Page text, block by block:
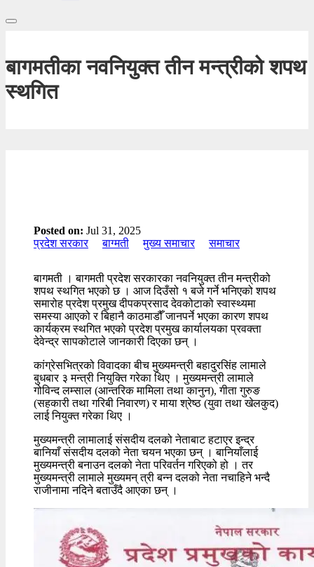
बागमतीका नवनियुक्त तीन मन्त्रीको शपथ
स्थगित
Posted on: Jul 31, 2025
प्रदेश सरकार
बाग्मती मुख्य समाचार समाचार
बागमती । बागमती प्रदेश सरकारका नवनियुक्त तीन मन्त्रीको
शपथ स्थगित भएको छ । आज दिउँसो १ बजे गर्ने भनिएको शपथ
समारोह प्रदेश प्रमुख दीपकप्रसाद देवकोटाको स्वास्थ्यमा
समस्या आएको र बिहानै काठमाडौँ जानपर्ने भएका कारण शपथ
कार्यक्रम स्थगित भएको प्रदेश प्रमुख कार्यालयका प्रवक्ता
देवेन्द्र सापकोटाले जानकारी दिएका छन् ।
कांग्रेसभित्रको विवादका बीच मुख्यमन्त्री बहादुरसिंह लामाले
बुधबार ३ मन्त्री नियुक्ति गरेका थिए । मुख्यमन्त्री लामाले
गोविन्द लम्साल (आन्तरिक मामिला तथा कानुन), गीता गुरुङ
(सहकारी तथा गरिबी निवारण) र माया श्रेष्ठ (युवा तथा खेलकुद)
लाई नियुक्त गरेका थिए ।
मुख्यमन्त्री लामालाई संसदीय दलको नेताबाट हटाएर इन्द्र
बानियाँ संसदीय दलको नेता चयन भएका छन् । बानियाँलाई
मुख्यमन्त्री बनाउन दलको नेता परिवर्तन गरिएको हो । तर
मुख्यमन्त्री लामाले मुख्यमन् त्री बन्न दलको नेता नचाहिने भन्दै
राजीनामा नदिने बताउँदै आएका छन् ।